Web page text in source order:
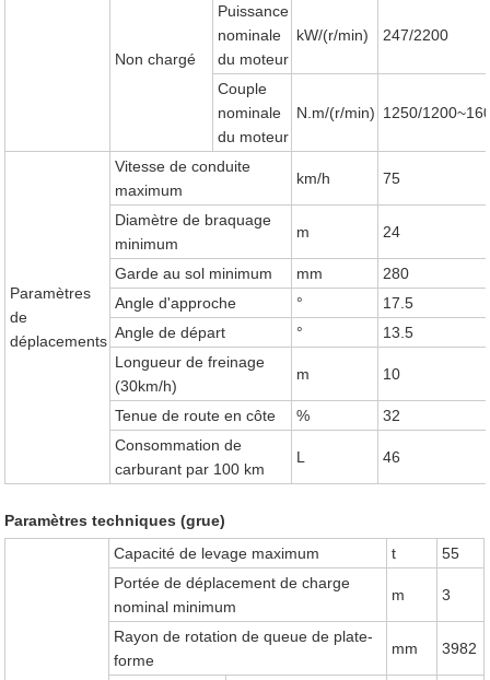
Non chargé
Puissance
nominale
du moteur
kW/(r/min) 247/2200
Couple
nominale
du moteur
N.m/(r/min) 1250/
Paramètres
de
déplacements
Vitesse de conduite
maximum
km/h 75
Diamètre de braquage
minimum
m 24
Garde au sol minimum mm
280
Angle d'approche
°
17.5
Angle de départ
°
13.5
Longueur de freinage
(30km/h)
m 10
Tenue de route en côte %
32
Consommation de
carburant par 100 km
L 46
Paramètres techniques (grue)
Capacité de levage maximum t
55
Portée de déplacement de charge
nominal minimum
m 3
Rayon de rotation de queue de plate-
forme
mm 3982